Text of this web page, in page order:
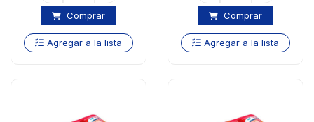
Comprar
Agregar a la lista
Comprar
Agregar a la lista